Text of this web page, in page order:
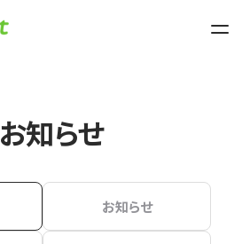
お知らせ
お知らせ